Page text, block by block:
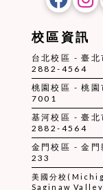
校區資訊
台北校區 - 臺
2882-4564
桃園校區 - 桃
7001
基河校區 - 臺
2882-4564
金門校區 - 金
233
美國分校
Saginaw